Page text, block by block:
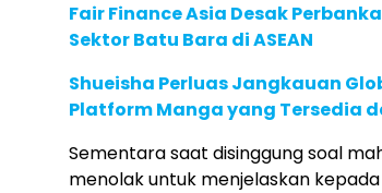
Fair Finance Asia Desak
Sektor Batu Bara di ASEAN
Shueisha Perluas Jangkauan
Platform Manga yang Tersedia
Sementara saat disinggung soal
menolak untuk menjelaskan